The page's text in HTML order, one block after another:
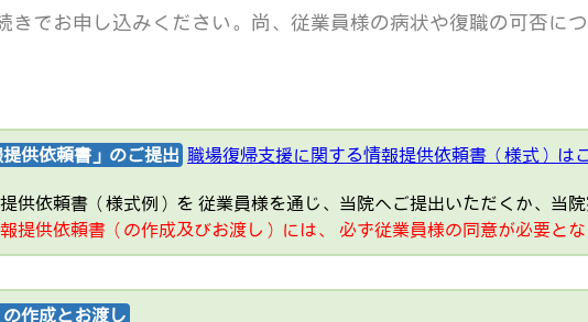
きでお申し込みください。尚、従業員様の病状や復職の可否に
供依頼書」のご提出 職場復帰支援に関する情報提供依頼書（様式）は
供依頼書（様式例）を 従業員様を通じ、当院へご提出いただくか、当院
提供依頼書（の作成及びお渡し）には、 必ず従業員様の同意が必要とな
作成とお渡し